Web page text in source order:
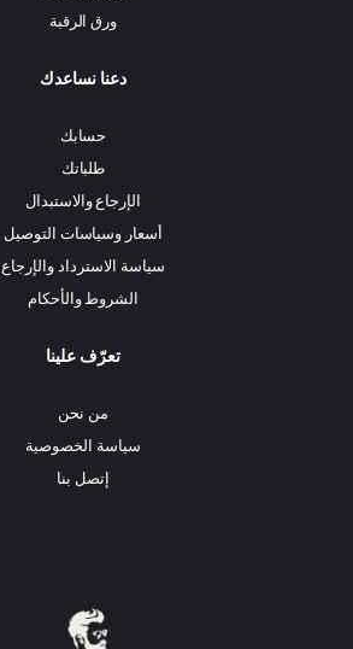
ورق الرقبة
دعنا نساعدك
حسابك
طلباتك
الإرجاع والاستبدال
أسعار وسياسات التوصيل
سياسة الاسترداد والإرجاع
الشروط والأحكام
تعرّف علينا
من نحن
سياسة الخصوصية
إتصل بنا